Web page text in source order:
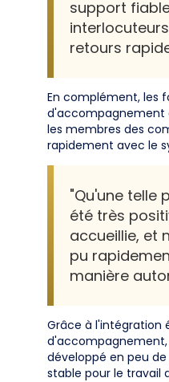
support
retours
En complément, les
d'accompagnement
les membres des
rapidement avec le
"Qu'une telle
été très
accueillie, et
pu
manière
Grâce à l'intégration
d'accompagnement,
développé en peu
stable pour le travail